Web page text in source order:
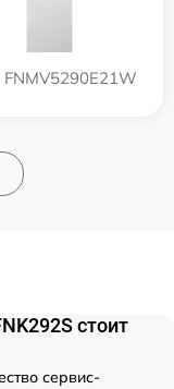
FNMV5290E21W
стоит
сервис-